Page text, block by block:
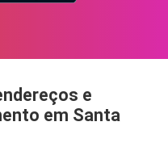
e
em Santa